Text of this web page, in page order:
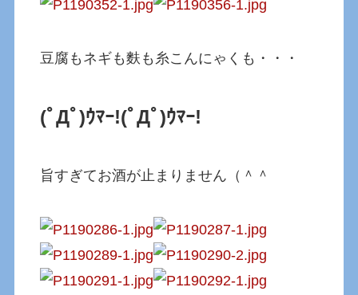
豆腐もネギも麩も糸こんにゃくも・・・
(ﾟДﾟ)ｳﾏｰ!(ﾟДﾟ)ｳﾏｰ!
旨すぎてお酒が止まりません（＾＾